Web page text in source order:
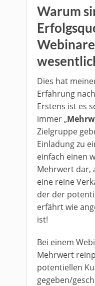
Warum
Dies hat
Erfahrung
Erstens ist es
immer „
Zielgruppe
Einladung zu
einfach einen
Mehrwert dar,
eine reine
der der
erfährt wie
ist!
Bei einem
Mehrwert
potentiellen
gegeben/